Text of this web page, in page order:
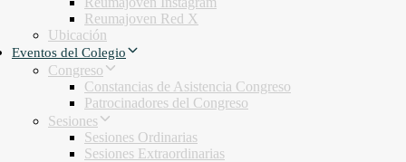
Reumajoven Red X
Ubicación
Eventos del Colegio
Congreso
Constancias de Asistencia Congreso
Patrocinadores del Congreso
Sesiones
Sesiones Ordinarias
Sesiones Extraordinarias